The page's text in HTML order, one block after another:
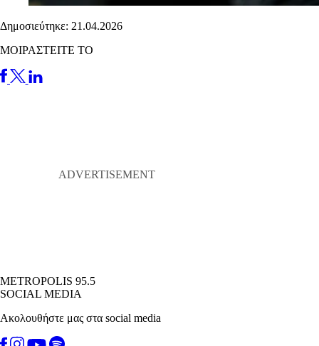
Δημοσιεύτηκε: 21.04.2026
ΜΟΙΡΑΣΤΕΙΤΕ ΤΟ
METROPOLIS 95.5
SOCIAL MEDIA
Ακολουθήστε μας στα social media